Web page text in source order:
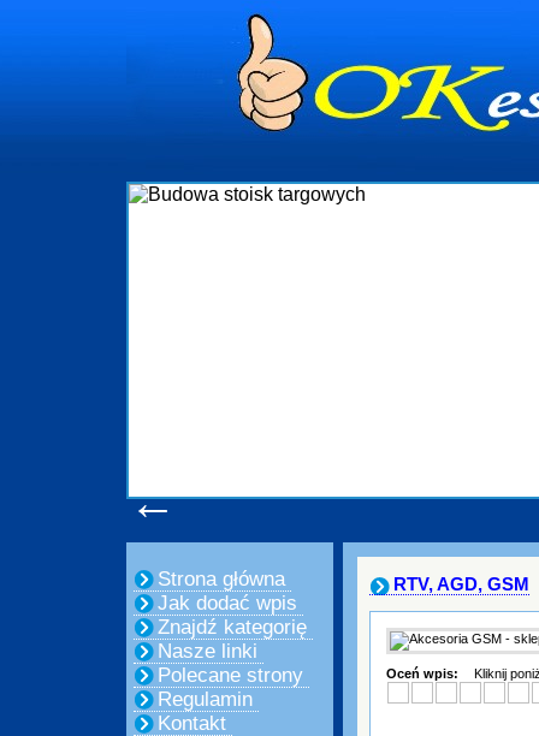
←
Strona główna
Jak dodać wpis
Znajdź kategorię
Nasze linki
Polecane strony
Regulamin
Kontakt
RTV, AGD, GSM
Oceń wpis: Kliknij